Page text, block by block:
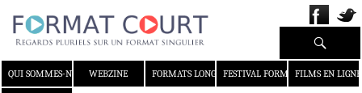
QUI SOMMES-NOUS ?WEBZINE FORMATS LONGS FESTIVAL FORMAT COURT
FILMS EN LIGNE
Recherche